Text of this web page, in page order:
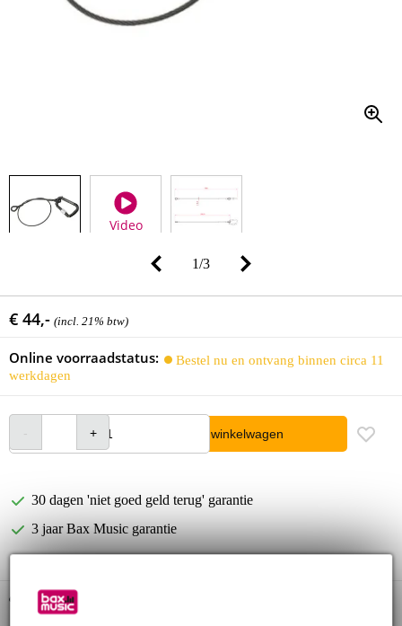
Video
1/3
€ 44,- (incl. 21% btw)
Online voorraadstatus:
Bestel nu en ontvang binnen circa 11
werkdagen
In winkelwagen
30 dagen 'niet goed geld terug' garantie
3 jaar Bax Music garantie
Gratis ophalen in de winkel